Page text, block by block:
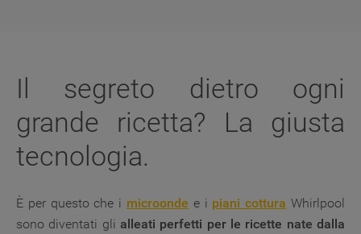
Il segreto dietro ogni
grande ricetta? La giusta
tecnologia.
È per questo che i microonde e i piani cottura Whirlpool
sono diventati gli alleati perfetti per le ricette nate dalla